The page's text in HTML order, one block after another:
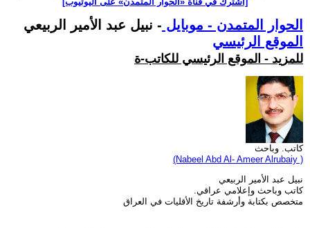
الحوار المتمدن - موبايل - نبيل عبد الأمير الربيعي
الموقع الرئيسي
للمزيد - الموقع الرئيسي للكاتب-ة
كاتب. وباحث
(Nabeel Abd Al- Ameer Alrubaiy )
نبيل عبد الأمير الربيعي
كاتب وباحث وإعلامي عراقي.
متخصص بكتابة وأرشفة تاريخ الأقليات في العراق